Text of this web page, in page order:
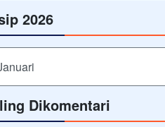
2026
Dikomentari